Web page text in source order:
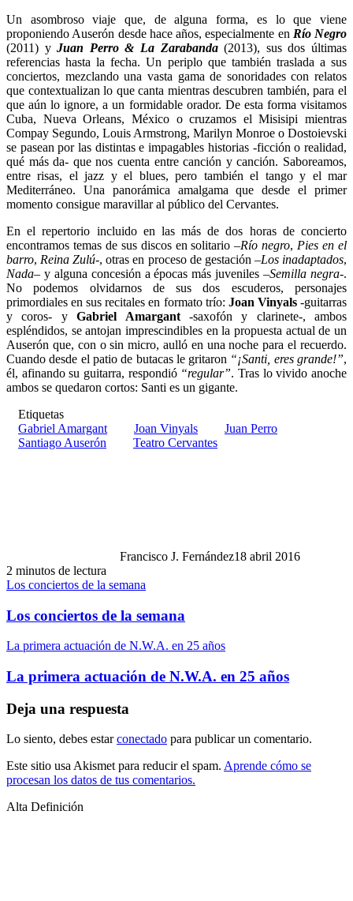
Un asombroso viaje que, de alguna forma, es lo que viene
proponiendo Auserón desde hace años, especialmente en Río Negro
(2011) yJuan Perro & La Zarabanda(2013), sus dos últimas
referencias hasta la fecha. Un periplo que también traslada a sus
conciertos, mezclando una vasta gama de sonoridades con relatos
que contextualizan lo que canta mientras descubren también, para el
que aún lo ignore, a un formidable orador. De esta forma visitamos
Cuba, Nueva Orleans, México o cruzamos el Misisipi mientras
Compay Segundo, Louis Armstrong, Marilyn Monroe o Dostoievski
se pasean por las distintas e impagables historias -ficción o realidad,
qué más da- que nos cuenta entre canción y canción. Saboreamos,
entre risas, el jazz y el blues, pero también el tango y el mar
Mediterráneo. Una panorámica amalgama que desde el primer
momento consigue maravillar al público del Cervantes.
En el repertorio incluido en las más de dos horas de concierto
encontramos temas de sus discos en solitario –Río negro, Pies en el
barro, Reina Zulú-, otras en proceso de gestación –Los inadaptados,
Nada– y alguna concesión a épocas más juveniles –Semilla negra-.
No podemos olvidarnos de sus dos escuderos, personajes
primordiales en sus recitales en formato trío: Joan Vinyals-guitarras
y coros- yGabriel Amargant-saxofón y clarinete-, ambos
espléndidos, se antojan imprescindibles en la propuesta actual de un
Auserón que, con o sin micro, aulló en una noche para el recuerdo.
Cuando desde el patio de butacas le gritaron “¡Santi, eres grande!”,
él, afinando su guitarra, respondió “regular”. Tras lo vivido anoche
ambos se quedaron cortos: Santi es un gigante.
Etiquetas
Gabriel Amargant
Joan Vinyals
Juan Perro
Santiago Auserón
Teatro Cervantes
Francisco J. Fernández18 abril 2016
2 minutos de lectura
Los conciertos de la semana
Los conciertos de la semana
La primera actuación de N.W.A. en 25 años
La primera actuación de N.W.A. en 25 años
Deja una respuesta
Lo siento, debes estarconectado para publicar un comentario.
Este sitio usa Akismet para reducir el spam. Aprende cómo se
procesan los datos de tus comentarios.
Alta Definición